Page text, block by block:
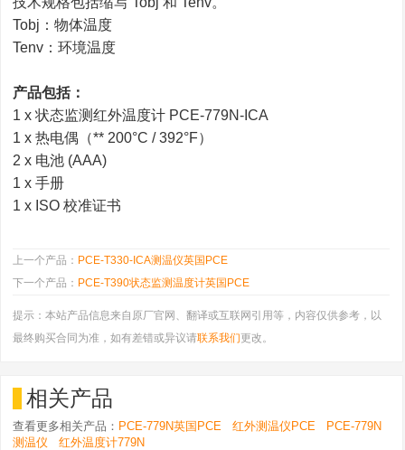
Tobj：物体温度
Tenv：环境温度
产品包括：
1 x 状态监测红外温度计 PCE-779N-ICA
1 x 热电偶（** 200°C / 392°F）
2 x 电池 (AAA)
1 x 手册
1 x ISO 校准证书
上一个产品： PCE-T330-ICA测温仪英国PCE
下一个产品： PCE-T390状态监测温度计英国PCE
提示：本站产品信息来自原厂官网、翻译或互联网引用等，内容仅供参考，以
最终购买合同为准，如有差错或异议请联系我们更改。
相关产品
查看更多相关产品： PCE-779N英国PCE 红外测温仪PCE
PCE-779N
测温仪
红外温度计779N